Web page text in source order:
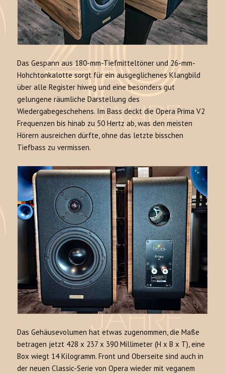
Das Gespann aus 180-mm-Tiefmitteltöner und 26-mm-
Hohchtonkalotte sorgt für ein ausgeglichenes Klangbild
über alle Register hiweg und eine besonders gut
gelungene räumliche Darstellung des
Wiedergabegeschehens. Im Bass deckt die Opera Prima V2
Frequenzen bis hinab zu 50 Hertz ab, was den meisten
Hörern ausreichen dürfte, ohne das letzte bisschen
Tiefbass zu vermissen.
Das Gehäusevolumen hat etwas zugenommen, die Maße
betragen jetzt 428 x 237 x 390 Millimeter (H x B x T), eine
Box wiegt 14 Kilogramm. Front und Oberseite sind auch in
der neuen Classic-Serie von Opera wieder mit veganem